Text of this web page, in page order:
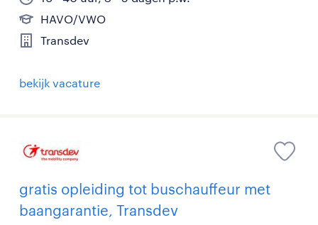
HAVO/VWO
Transdev
bekijk vacature
gratis opleiding tot buschauffeur met
baangarantie, Transdev